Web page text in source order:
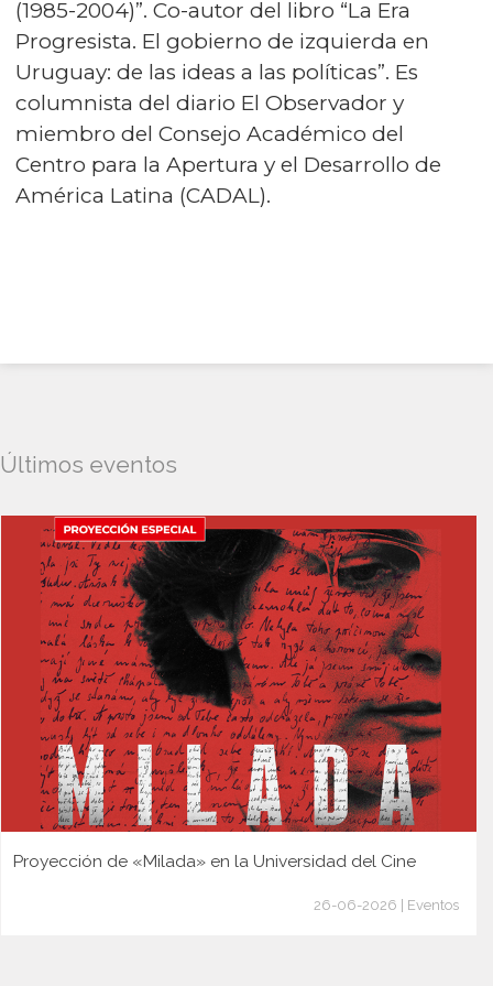
(1985-2004)”. Co-autor del libro “La Era
Progresista. El gobierno de izquierda en
Uruguay: de las ideas a las políticas”. Es
columnista del diario El Observador y
miembro del Consejo Académico del
Centro para la Apertura y el Desarrollo de
América Latina (CADAL).
Últimos eventos
Proyección de «Milada» en la Universidad del Cine
26-06-2026 | Eventos